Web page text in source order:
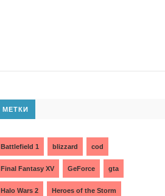
МЕТКИ
Battlefield 1 blizzard cod
Final Fantasy XV GeForce gta
Halo Wars 2 Heroes of the Storm